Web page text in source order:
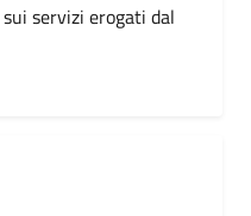
servizi erogati dal